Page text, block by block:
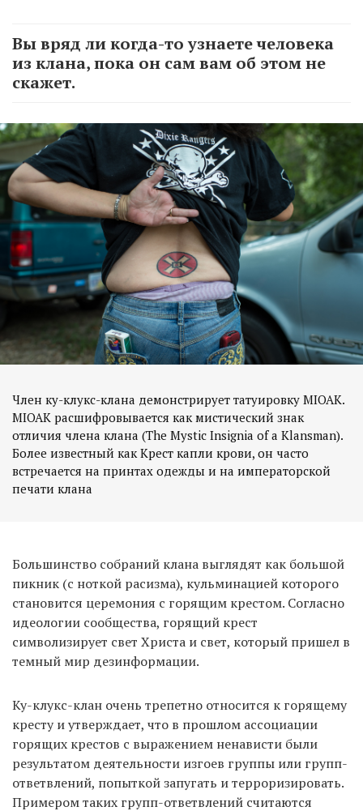
Вы вряд ли когда-то узнаете человека
из клана, пока он сам вам об этом не
скажет.
Член ку-клукс-клана демонстрирует татуировку MIOAK.
MIOAK расшифровывается как мистический знак
отличия члена клана (The Mystic Insignia of a Klansman).
Более известный как Крест капли крови, он часто
встречается на принтах одежды и на императорской
печати клана
Большинство собраний клана выглядят как большой
пикник (с ноткой расизма), кульминацией которого
становится церемония с горящим крестом. Согласно
идеологии сообщества, горящий крест
символизирует свет Христа и свет, который пришел в
темный мир дезинформации.
Ку-клукс-клан очень трепетно относится к горящему
кресту и утверждает, что в прошлом ассоциации
горящих крестов с выражением ненависти были
результатом деятельности изгоев группы или групп-
ответвлений, попыткой запугать и терроризировать.
Примером таких групп-ответвлений считаются